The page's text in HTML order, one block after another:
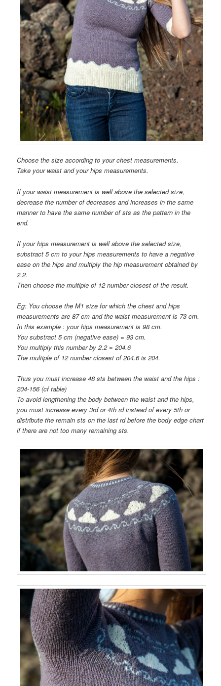
Choose the size according to your chest measurements.
Take your waist and your hips measurements.
If your waist measurement is well above the selected size,
decrease the number of decreases and increases in the same
manner to have the same number of sts as the pattern in the
end.
If your hips measurement is well above the selected size,
substract 5 cm to your hips measurements to have a negative
ease on the hips and multiply the hip measurement obtained by
2.2.
Then choose the multiple of 12 number closest of the result.
Eg: You choose the M1 size for which the chest and hips
measurements are 87 cm and the waist measurement is 73 cm.
In this example : your hips measurement is 98 cm.
You substract 5 cm (negative ease) = 93 cm.
You multiply this number by 2.2 = 204.6
The multiple of 12 number closest of 204.6 is 204.
Thus you must increase 48 sts between the waist and the hips :
204-156 (cf table)
To avoid lengthening the body between the waist and the hips,
you must increase every 3rd or 4th rd instead of every 5th or
distribute the remain sts on the last rd before the body edge chart
if there are not too many remaining sts.